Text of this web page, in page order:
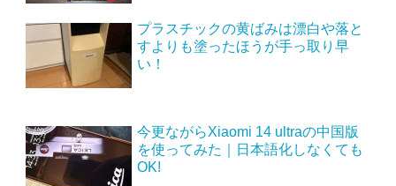
プラスチックの黄ばみは漂白や落と
すよりも塗ったほうが手っ取り早
い！
今更ながらXiaomi 14 ultraの中国版
を使ってみた｜日本語化しなくても
OK!